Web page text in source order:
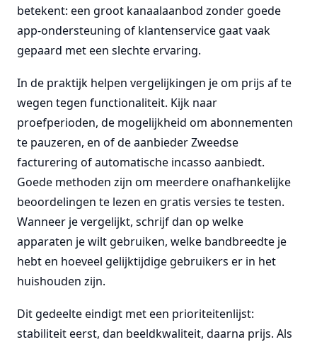
betekent: een groot kanaalaanbod zonder goede
app-ondersteuning of klantenservice gaat vaak
gepaard met een slechte ervaring.
In de praktijk helpen vergelijkingen je om prijs af te
wegen tegen functionaliteit. Kijk naar
proefperioden, de mogelijkheid om abonnementen
te pauzeren, en of de aanbieder Zweedse
facturering of automatische incasso aanbiedt.
Goede methoden zijn om meerdere onafhankelijke
beoordelingen te lezen en gratis versies te testen.
Wanneer je vergelijkt, schrijf dan op welke
apparaten je wilt gebruiken, welke bandbreedte je
hebt en hoeveel gelijktijdige gebruikers er in het
huishouden zijn.
Dit gedeelte eindigt met een prioriteitenlijst:
stabiliteit eerst, dan beeldkwaliteit, daarna prijs. Als